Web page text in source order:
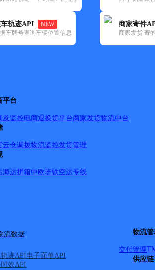
轨迹API
NEW
车牌号查询车辆位置信息
商家寄件
商家发货 寄
平台
及监控电商退换货平台商家发货物流中台
云仓调拨物流监控发货管理
海运拼箱中欧班铁空运专线
流数据
迹API电子面单API
效API
物流
交付管理
供应链
时间：2021-12-03 00:00:00
内
省-漯河市-召陵区
市召陵区青年镇青年村中段路西